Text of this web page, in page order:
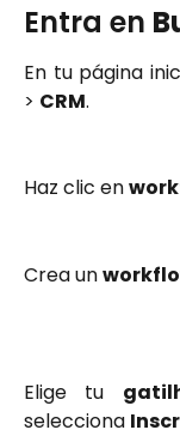
Entra en
En tu página
> CRM.
Haz clic en
Crea un
Elige tu
selecciona